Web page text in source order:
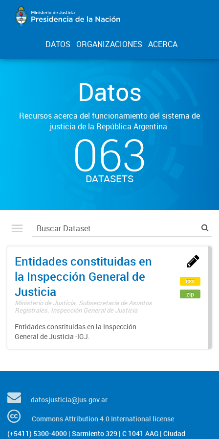
DATOS ORGANIZACIONES ACERCA
Datos
Recursos acerca del funcionamiento del sistema de
justicia de la República Argentina.
063
DATASETS
Entidades constituidas en
la Inspección General de
Justicia
Ministerio de Justicia. Subsecretaría de Asuntos
Registrales. Inspección General de Justicia
Entidades constituidas en la Inspección
General de Justicia -IGJ.
csv
zip
datosjusticia@jus.gov.ar
Commons Attribution 4.0 International license
(+5411) 5300-4000 | Sarmiento 329 | C 1041 AAG | Ciudad